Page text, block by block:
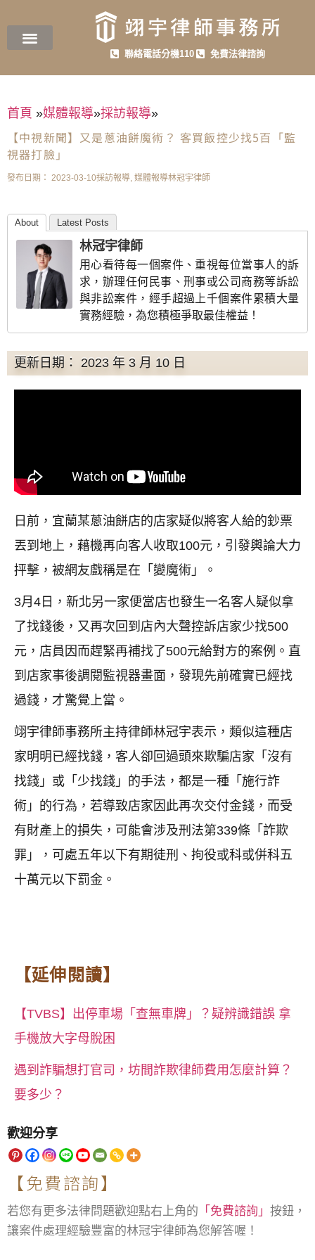
聯絡電話分機110 免費法律諮詢
首頁 »媒體報導»採訪報導»
【中視新聞】又是蔥油餅魔術？ 客買飯控少找5百「監
視器打臉」
發布日期： 2023-03-10採訪報導, 媒體報導林冠宇律師
About Latest Posts
林冠宇律師
用心看待每一個案件、重視每位當事人的訴
求，辦理任何民事、刑事或公司商務等訴訟
與非訟案件，經手超過上千個案件累積大量
實務經驗，為您積極爭取最佳權益！
更新日期： 2023 年 3 月 10 日
日前，宜蘭某蔥油餅店的店家疑似將客人給的鈔票
丟到地上，藉機再向客人收取100元，引發輿論大力
抨擊，被網友戲稱是在「變魔術」。
3月4日，新北另一家便當店也發生一名客人疑似拿
了找錢後，又再次回到店內大聲控訴店家少找500
元，店員因而趕緊再補找了500元給對方的案例。直
到店家事後調閱監視器畫面，發現先前確實已經找
過錢，才驚覺上當。
翊宇律師事務所主持律師林冠宇表示，類似這種店
家明明已經找錢，客人卻回過頭來欺騙店家「沒有
找錢」或「少找錢」的手法，都是一種「施行詐
術」的行為，若導致店家因此再次交付金錢，而受
有財產上的損失，可能會涉及刑法第339條「詐欺
罪」，可處五年以下有期徒刑、拘役或科或併科五
十萬元以下罰金。
【延伸閱讀】
【TVBS】出停車場「查無車牌」？疑辨識錯誤 拿
手機放大字母脫困
遇到詐騙想打官司，坊間詐欺律師費用怎麼計算？
要多少？
歡迎分享
【免費諮詢】
若您有更多法律問題歡迎點右上角的 「免費諮詢」 按鈕，
讓案件處理經驗豐富的林冠宇律師為您解答喔！